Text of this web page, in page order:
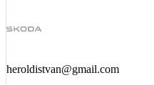
heroldistvan@gmail.com